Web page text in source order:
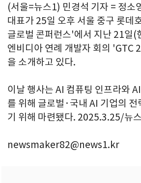
(서울=뉴스1) 민경석 기자 = 정소
대표가 25일 오후 서울 중구 롯데
글로벌 콘퍼런스'에서 지난 21일(
엔비디아 연례 개발자 회의 'GTC
을 소개하고 있다.
이날 행사는 AI 컴퓨팅 인프라와
를 위해 글로벌·국내 AI 기업의
기 위해 마련됐다. 2025.3.25/뉴
newsmaker82@news1.kr